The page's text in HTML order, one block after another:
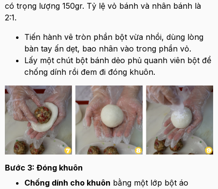
có trọng lượng 150gr. Tỷ lệ vỏ bánh và nhân bánh là
2:1.
Tiến hành vê tròn phần bột vừa nhồi, dùng lòng
bàn tay ấn dẹt, bao nhân vào trong phần vỏ.
Lấy một chút bột bánh dẻo phủ quanh viên bột để
chống dính rồi đem đi đóng khuôn.
Bước 3: Đóng khuôn
Chống dính cho khuôn bằng một lớp bột áo